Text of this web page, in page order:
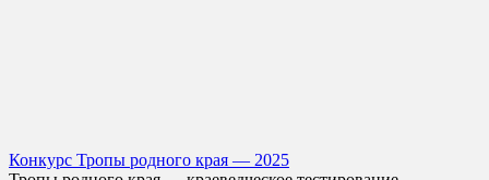
Конкурс Тропы родного края — 2025